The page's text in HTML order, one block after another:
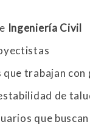
Ingeniería Civil
trabajan con
de
que buscan